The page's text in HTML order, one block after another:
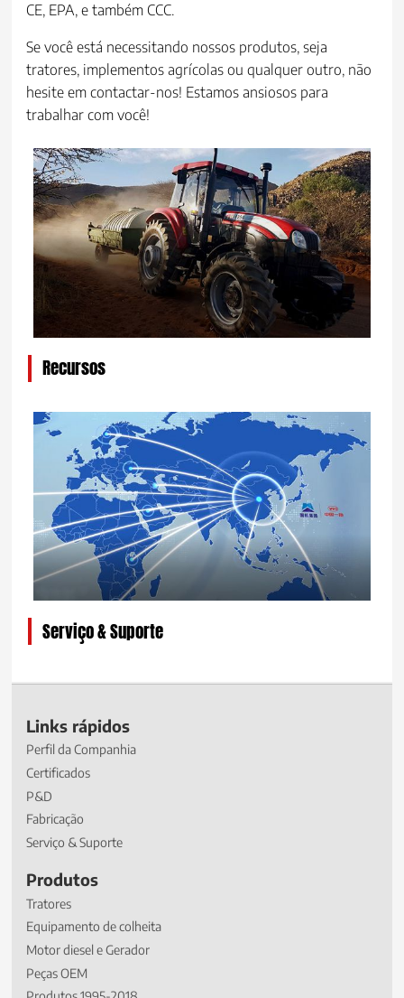
CE, EPA, e também CCC.
Se você está necessitando nossos produtos, seja
tratores, implementos agrícolas ou qualquer outro, não
hesite em contactar-nos! Estamos ansiosos para
trabalhar com você!
Recursos
Serviço & Suporte
Links rápidos
Perfil da Companhia
Certificados
P&D
Fabricação
Serviço & Suporte
Produtos
Tratores
Equipamento de colheita
Motor diesel e Gerador
Peças OEM